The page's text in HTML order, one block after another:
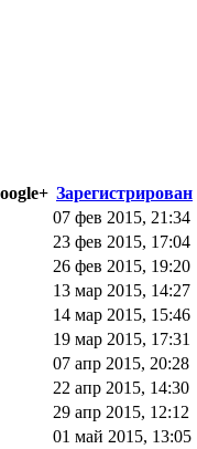
Зарегистрирован
07 фев 2015, 21:34
23 фев 2015, 17:04
26 фев 2015, 19:20
13 мар 2015, 14:27
14 мар 2015, 15:46
19 мар 2015, 17:31
07 апр 2015, 20:28
22 апр 2015, 14:30
29 апр 2015, 12:12
01 май 2015, 13:05